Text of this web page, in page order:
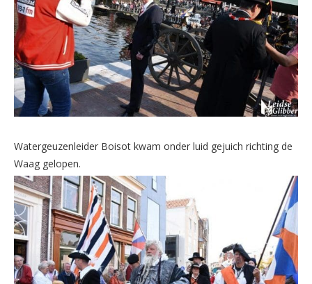
Watergeuzenleider Boisot kwam onder luid gejuich richting de
Waag gelopen.